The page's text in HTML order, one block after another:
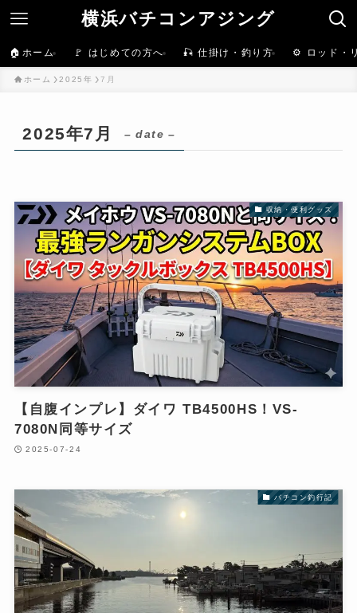
横浜バチコンアジング
🏠ホーム 🚩 はじめての方へ 🎣 仕掛け・釣り方 ⚙️ ロッド・
ホーム 2025年 7月
2025年7月 – date –
収納・便利グッズ
【自腹インプレ】ダイワ TB4500HS！VS-
7080N同等サイズ
2025-07-24
バチコン釣行記